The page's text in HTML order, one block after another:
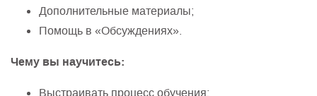
Дополнительные материалы;
Помощь в «Обсуждениях».
Чему вы научитесь:
Выстраивать процесс обучения;